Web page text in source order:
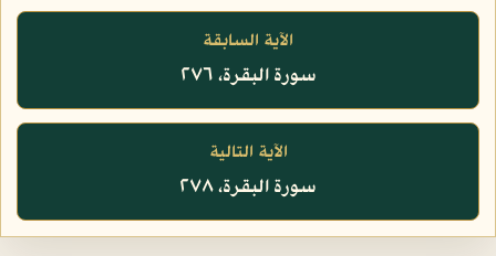
الآية السابقة
سورة البقرة، ٢٧٦
الآية التالية
سورة البقرة، ٢٧٨